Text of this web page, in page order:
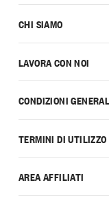
CHI SIAMO
LAVORA CON NOI
CONDIZIONI
TERMINI DI
AREA AFFILIATI